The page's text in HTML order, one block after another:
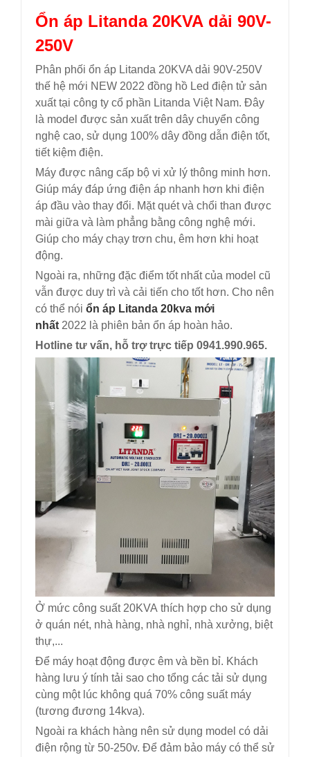
Ổn áp Litanda 20KVA dải 90V-
250V
Phân phối ổn áp Litanda 20KVA dải 90V-250V
thế hệ mới NEW 2022 đồng hồ Led điện tử sản
xuất tại công ty cổ phần Litanda Việt Nam. Đây
là model được sản xuất trên dây chuyển công
nghệ cao, sử dụng 100% dây đồng dẫn điện tốt,
tiết kiệm điện.
Máy được nâng cấp bộ vi xử lý thông minh hơn.
Giúp máy đáp ứng điện áp nhanh hơn khi điện
áp đầu vào thay đổi. Mặt quét và chổi than được
mài giữa và làm phẳng bằng công nghệ mới.
Giúp cho máy chạy trơn chu, êm hơn khi hoạt
động.
Ngoài ra, những đặc điểm tốt nhất của model cũ
vẫn được duy trì và cải tiến cho tốt hơn. Cho nên
có thể nói ổn áp Litanda 20kva mới
nhất 2022 là phiên bản ổn áp hoàn hảo.
Hotline tư vấn, hỗ trợ trực tiếp 0941.990.965.
Ở mức công suất 20KVA thích hợp cho sử dụng
ở quán nét, nhà hàng, nhà nghỉ, nhà xưởng, biệt
thự,...
Để máy hoạt động được êm và bền bỉ. Khách
hàng lưu ý tính tải sao cho tổng các tải sử dụng
cùng một lúc không quá 70% công suất máy
(tương đương 14kva).
Ngoài ra khách hàng nên sử dụng model có dải
điện rộng từ 50-250v. Để đảm bảo máy có thể sử